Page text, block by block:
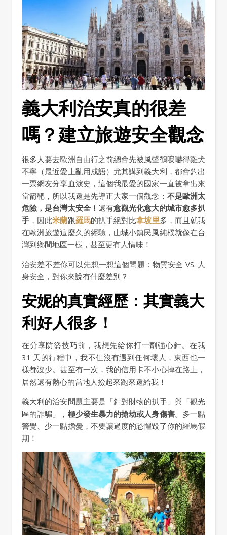
義大利治安真的很差
嗎？建立旅遊安全觀念
很多人要去歐洲自由行之前總會先被風聲鶴唳嚇得雞犬
不寧（最近愛上亂用成語）尤其講到義大利，都會釣出
一票網友分享血淚史，這個我最愛的國家一直被拿出來
當箭靶，所以我還是先導正大家一個觀念： 不是歐洲太
危險，是台灣太安全！ 還有愈觀光化愈大的城市愈多扒
手 ，因此米蘭跟羅馬的扒手絕對比拿坡里多，而且就我
在歐洲旅遊這麼久的經驗，山城小鎮民風純樸就像在台
灣到鄉間地區一樣，甚至更有人情味！
治安差不差你可以先想一想這個問題：物質安全 VS. 人
身安全，對你來說有什麼差別？
安妮的真實經歷：其實義大
利好人很多！
在分享防盜技巧前，我想先給你打一劑強心針。在我
31 天的行程中，我不但沒有遇到任何壞人，東西也一
樣都沒少。甚至有一次，我的信用卡不小心掉在路上，
居然還有熱心的當地人撿起來跑來還給我！
義大利的治安問題主要是「針對財物的扒手」與「觀光
區的詐騙」， 極少發生暴力的搶劫或人身傷害。多一點
警覺、少一點擔憂，不要讓過度的恐懼毀了你的羅馬假
期！